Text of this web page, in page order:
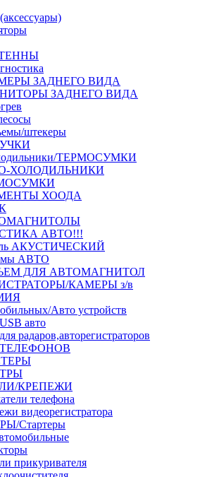
ЗАДНЕГО ВИДА
ЗАДНЕГО ВИДА
штекеры
ТЕРМОСУМКИ
ХОЛОДИЛЬНИКИ
ХООДА
АВТО!!!
АКУСТИЧЕСКИЙ
АВТО
ДЛЯ АВТОМАГНИТОЛ
КАМЕРЫ з/в
Авто устройств
авто
радаров,авторегистраторов
КРЕПЕЖИ
телефона
видеорегистратора
Стартеры
прикуривателя